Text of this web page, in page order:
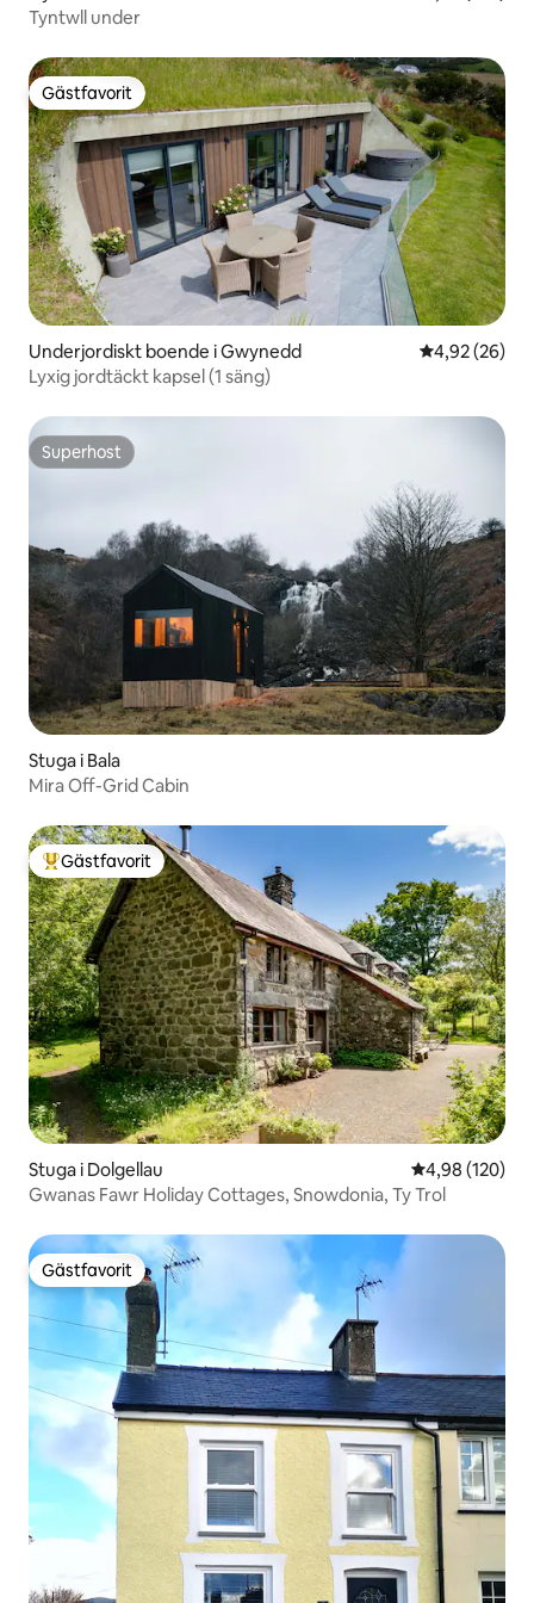
Tyntwll under
Gästfavorit
Gästfavorit
Underjordiskt boende i Gwynedd 4,92 av 5 i
4,92 (26)
Lyxig jordtäckt kapsel (1 säng)
Superhost
Superhost
Stuga i Bala
Mira Off-Grid Cabin
Populär gästfavorit
Gästfavorit
Stuga i Dolgellau 4,98 av 5 i
4,98 (120)
Gwanas Fawr Holiday Cottages, Snowdonia, Ty Trol
Gästfavorit
Gästfavorit